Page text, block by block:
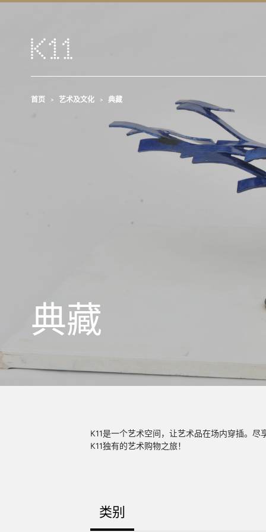
首页 艺术及文化 典藏
典藏
K11是一个艺术空间，让艺术品在场内穿插。
K11独有的艺术购物之旅！
类别